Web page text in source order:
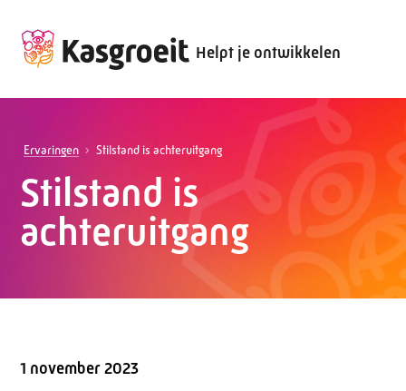
Helpt je ontwikkelen
Ervaringen Stilstand is achteruitgang
Stilstand is
achteruitgang
1 november 2023